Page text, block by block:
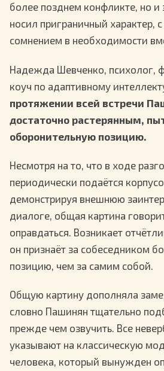
более позднем конфликте, но и
носил приграничный характер,
сомнением в необходимости
Надежда Шевченко, психолог,
коуч по адаптивному
протяжении всей встречи
достаточно растерянным,
оборонительную позицию.
Несмотря на то, что в ходе
периодически подаётся
демонстрируя внешнюю
диалоге, общая картина
оправдаться. Возникает
он признаёт за собеседником
позицию, чем за самим собой.
Общую картину дополняла
словно Пашинян тщательно
прежде чем озвучить. Все
указывают на классическую
человека, который вынужден